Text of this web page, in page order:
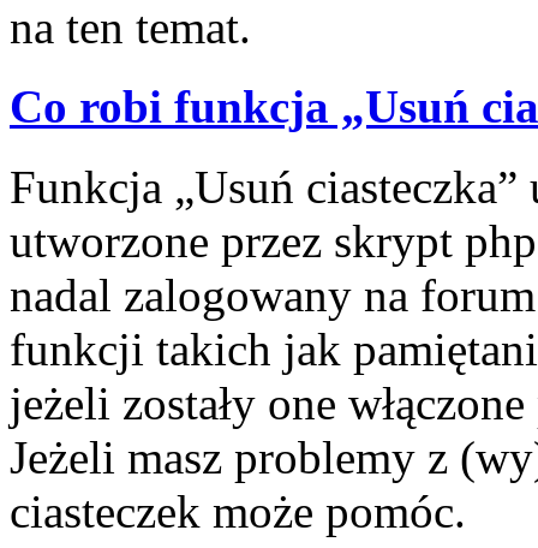
na ten temat.
Co robi funkcja „Usuń
Funkcja „Usuń
utworzone przez skrypt
nadal zalogowany na
funkcji takich jak
jeżeli zostały one
Jeżeli masz problemy z
ciasteczek może pomóc.